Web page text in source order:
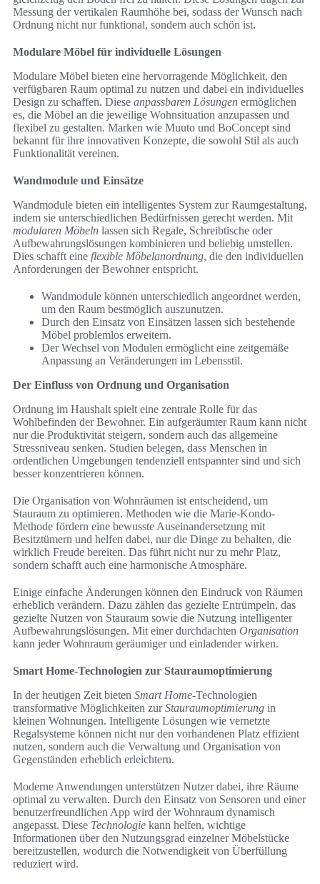
Messung der vertikalen Raumhöhe bei, sodass der Wunsch nach
Ordnung nicht nur funktional, sondern auch schön ist.
Modulare Möbel für individuelle Lösungen
Modulare Möbel bieten eine hervorragende Möglichkeit, den
verfügbaren Raum optimal zu nutzen und dabei ein individuelles
Design zu schaffen. Diese anpassbaren Lösungen ermöglichen
es, die Möbel an die jeweilige Wohnsituation anzupassen und
flexibel zu gestalten. Marken wie Muuto und BoConcept sind
bekannt für ihre innovativen Konzepte, die sowohl Stil als auch
Funktionalität vereinen.
Wandmodule und Einsätze
Wandmodule bieten ein intelligentes System zur Raumgestaltung,
indem sie unterschiedlichen Bedürfnissen gerecht werden. Mit
modularen Möbeln lassen sich Regale, Schreibtische oder
Aufbewahrungslösungen kombinieren und beliebig umstellen.
Dies schafft eine flexible Möbelanordnung, die den individuellen
Anforderungen der Bewohner entspricht.
Wandmodule können unterschiedlich angeordnet werden,
um den Raum bestmöglich auszunutzen.
Durch den Einsatz von Einsätzen lassen sich bestehende
Möbel problemlos erweitern.
Der Wechsel von Modulen ermöglicht eine zeitgemäße
Anpassung an Veränderungen im Lebensstil.
Der Einfluss von Ordnung und Organisation
Ordnung im Haushalt spielt eine zentrale Rolle für das
Wohlbefinden der Bewohner. Ein aufgeräumter Raum kann nicht
nur die Produktivität steigern, sondern auch das allgemeine
Stressniveau senken. Studien belegen, dass Menschen in
ordentlichen Umgebungen tendenziell entspannter sind und sich
besser konzentrieren können.
Die Organisation von Wohnräumen ist entscheidend, um
Stauraum zu optimieren. Methoden wie die Marie-Kondo-
Methode fördern eine bewusste Auseinandersetzung mit
Besitztümern und helfen dabei, nur die Dinge zu behalten, die
wirklich Freude bereiten. Das führt nicht nur zu mehr Platz,
sondern schafft auch eine harmonische Atmosphäre.
Einige einfache Änderungen können den Eindruck von Räumen
erheblich verändern. Dazu zählen das gezielte Entrümpeln, das
gezielte Nutzen von Stauraum sowie die Nutzung intelligenter
Aufbewahrungslösungen. Mit einer durchdachten Organisation
kann jeder Wohnraum geräumiger und einladender wirken.
Smart Home-Technologien zur Stauraumoptimierung
In der heutigen Zeit bieten Smart Home-Technologien
transformative Möglichkeiten zurStauraumoptimierung in
kleinen Wohnungen. Intelligente Lösungen wie vernetzte
Regalsysteme können nicht nur den vorhandenen Platz effizient
nutzen, sondern auch die Verwaltung und Organisation von
Gegenständen erheblich erleichtern.
Moderne Anwendungen unterstützen Nutzer dabei, ihre Räume
optimal zu verwalten. Durch den Einsatz von Sensoren und einer
benutzerfreundlichen App wird der Wohnraum dynamisch
angepasst. Diese Technologie kann helfen, wichtige
Informationen über den Nutzungsgrad einzelner Möbelstücke
bereitzustellen, wodurch die Notwendigkeit von Überfüllung
reduziert wird.